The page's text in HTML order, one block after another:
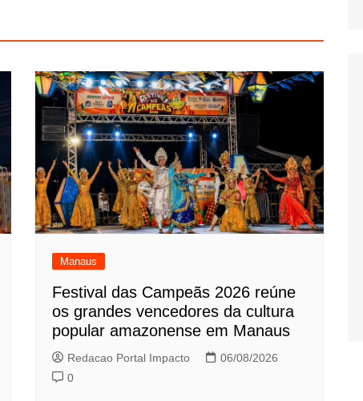
Manaus
Festival das Campeãs 2026 reúne
os grandes vencedores da cultura
popular amazonense em Manaus
Redacao Portal Impacto
06/08/2026
0